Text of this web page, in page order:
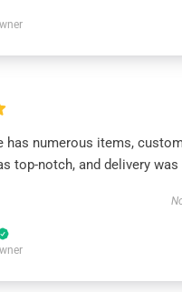
has numerous items,
top-notch, and delivery